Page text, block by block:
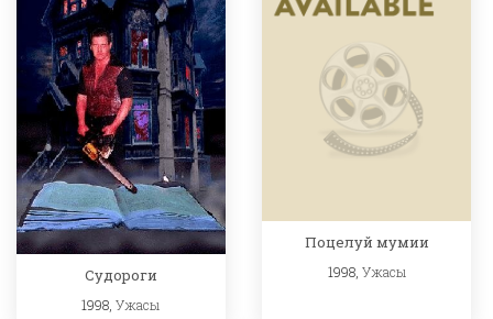
Судороги
1998,Ужасы
Поцелуй мумии
1998, Ужасы